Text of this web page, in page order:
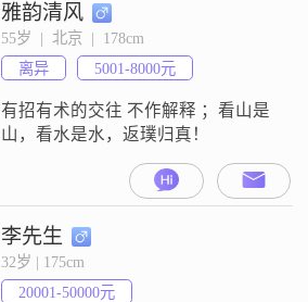
雅韵清风
55岁  |  北京  |  178cm
离异
5001-8000元
有招有术的交往 不作解释 ；看山是
山，看水是水，返璞归真！
李先生
32岁 | 175cm
20001-50000元